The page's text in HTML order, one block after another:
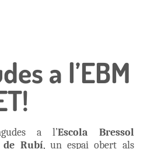
a l’EBM
a l’Escola Bressol
de Rubí, un espai obert als